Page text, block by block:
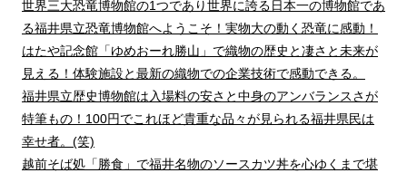
世界三大恐竜博物館の1つであり世界に誇る日本一の博物館であ
る福井県立恐竜博物館へようこそ！実物大の動く恐竜に感動！
はたや記念館「ゆめおーれ勝山」で織物の歴史と凄さと未来が
見える！体験施設と最新の織物での企業技術で感動できる。
福井県立歴史博物館は入場料の安さと中身のアンバランスさが
特筆もの！100円でこれほど貴重な品々が見られる福井県民は
幸せ者。(笑)
越前そば処「勝食」で福井名物のソースカツ丼を心ゆくまで堪